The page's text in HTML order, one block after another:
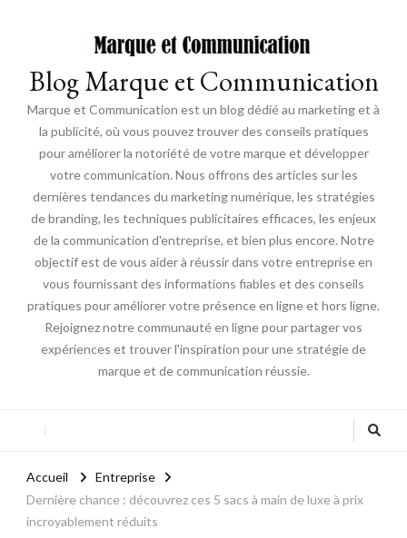
Blog Marque et Communication
Marque et Communication est un blog dédié au marketing et à
la publicité, où vous pouvez trouver des conseils pratiques
pour améliorer la notoriété de votre marque et développer
votre communication. Nous offrons des articles sur les
dernières tendances du marketing numérique, les stratégies
de branding, les techniques publicitaires efficaces, les enjeux
de la communication d'entreprise, et bien plus encore. Notre
objectif est de vous aider à réussir dans votre entreprise en
vous fournissant des informations fiables et des conseils
pratiques pour améliorer votre présence en ligne et hors ligne.
Rejoignez notre communauté en ligne pour partager vos
expériences et trouver l'inspiration pour une stratégie de
marque et de communication réussie.
Accueil
Entreprise
Dernière chance : découvrez ces 5 sacs à main de luxe à prix
incroyablement réduits